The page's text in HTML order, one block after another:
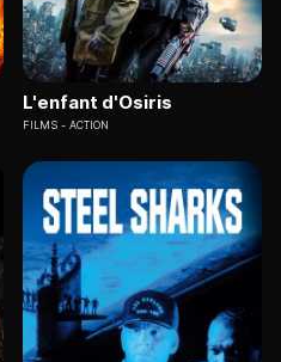
L'enfant d'Osiris
FILMS ACTION